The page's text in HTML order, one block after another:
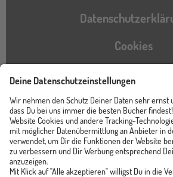
Cookies
Instagram
TikTokPinterestYouTubeFacebook